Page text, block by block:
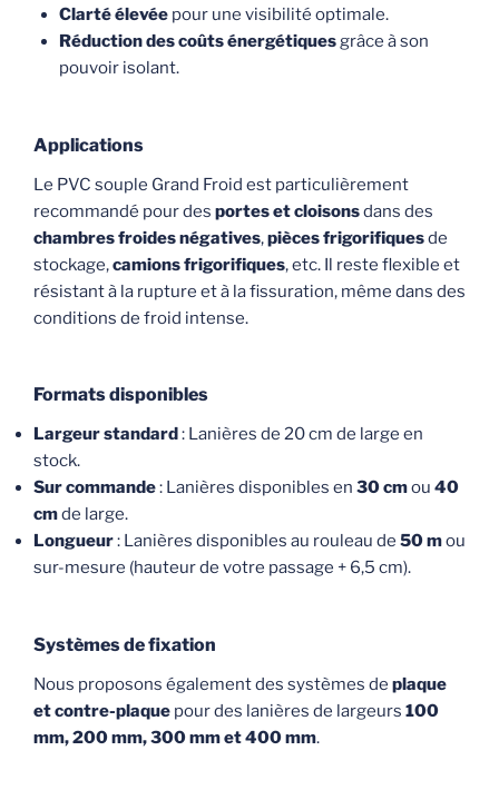
Clarté élevéepour une visibilité optimale.
Réduction des coûts énergétiquesgrâce à son
pouvoir isolant.
Applications
Le PVC souple Grand Froid est particulièrement
recommandé pour des portes et cloisonsdans des
chambres froides négatives,pièces frigorifiquesde
stockage,camions frigorifiques, etc. Il reste flexible et
résistant à la rupture et à la fissuration, même dans des
conditions de froid intense.
Formats disponibles
Largeur standard: Lanières de 20 cm de large en
stock.
Sur commande: Lanières disponibles en 30 cmou 40
cmde large.
Longueur: Lanières disponibles au rouleau de 50 mou
sur-mesure (hauteur de votre passage + 6,5 cm).
Systèmes de fixation
Nous proposons également des systèmes de plaque
et contre-plaque pour des lanières de largeurs 100
mm, 200 mm, 300 mm et 400 mm.